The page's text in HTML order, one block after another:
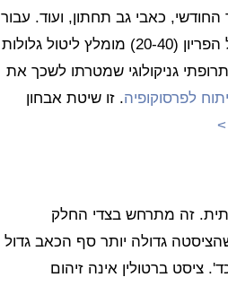
כאבי גב תחתון, ועוד. עבור
נשים מבוגרות שעברו את גיל ההיריון מומלץ לעשות כריתת רחם. עבור נשים בגיל הפריון (20-40) מומלץ ליטול גלולות
גניקולוגי שמטרתו לשכך את
לפרסוקופיה. זו שיטת אבחון
זה מתרחש בצדי החלק
בכזה מצב 1 עד 4 ס"מ לערך. ככל שהציסטה גדולה יותר סף הכאב גדול
ציסט ברטולין אינה זיהום